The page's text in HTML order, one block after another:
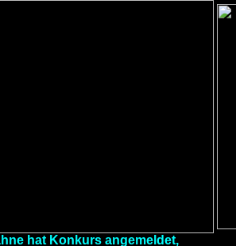
hat Konkurs angemeldet,